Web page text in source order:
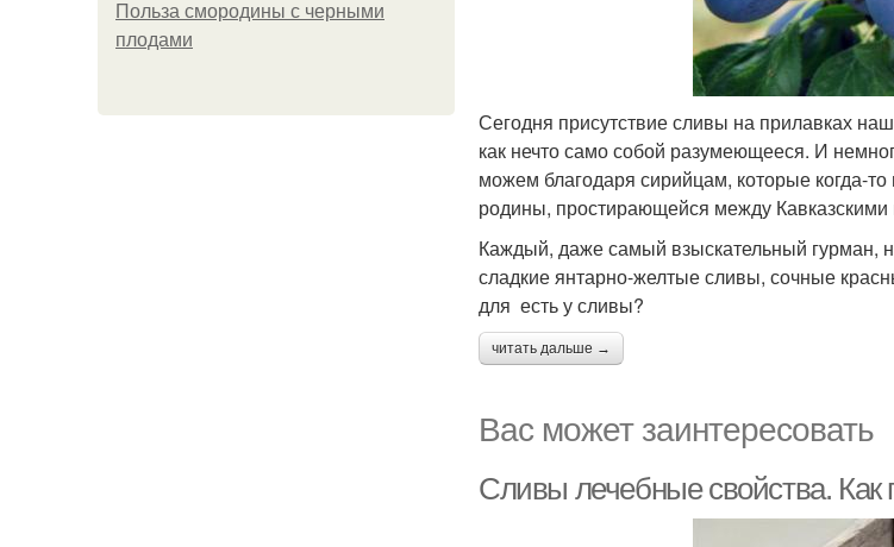
Польза смородины с черными
плодами
Сегодня присутствие сливы на прилавках
как нечто само собой разумеющееся. И
можем благодаря сирийцам, которые когда-
родины, простирающейся между Кавказскими
Каждый, даже самый взыскательный гурман,
сладкие янтарно-желтые сливы, сочные
для есть у сливы?
читать дальше →
Вас может заинтересовать
Сливы лечебные свойства. Как